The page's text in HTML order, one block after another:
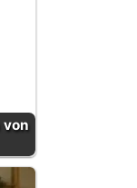
von